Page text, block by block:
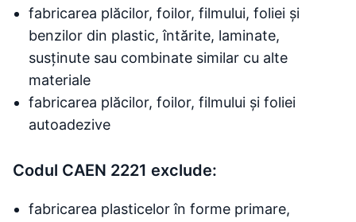
fabricarea plăcilor, foilor, filmului, foliei și
benzilor din plastic, întărite, laminate,
susținute sau combinate similar cu alte
materiale
fabricarea plăcilor, foilor, filmului și foliei
autoadezive
Codul CAEN 2221 exclude:
fabricarea plasticelor în forme primare,